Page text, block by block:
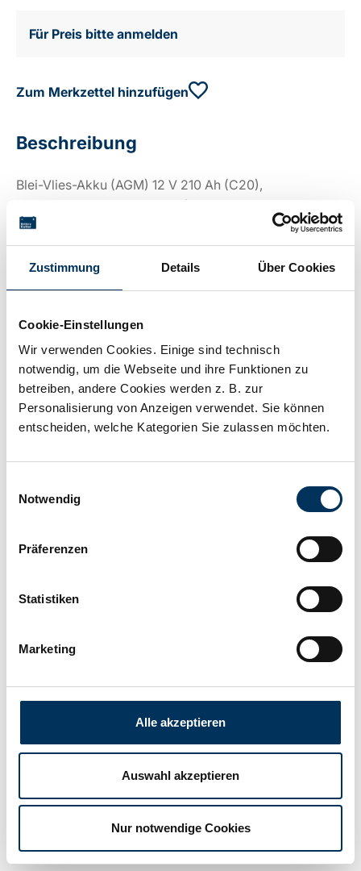
Zustimmung Details Über Cookies
Cookie-Einstellungen
Wir verwenden Cookies. Einige sind technisch
notwendig, um die Webseite und ihre Funktionen zu
betreiben, andere Cookies werden z. B. zur
Personalisierung von Anzeigen verwendet. Sie können
entscheiden, welche Kategorien Sie zulassen möchten.
Notwendig
Präferenzen
Statistiken
Marketing
Alle akzeptieren
Auswahl akzeptieren
Nur notwendige Cookies
Für Preis bitte anmelden
Zum Merkzettel hinzufügen
Beschreibung
Blei-Vlies-Akku (AGM) 12 V 210 Ah (C20),
240 x 223 mm, Innengewinde M8, Gewicht ca.67,50 kg
Spannung: 12V
Kapazität: 210Ah
Höhe: 223mm
Anschluss: M8
Gewicht: 67,5kg